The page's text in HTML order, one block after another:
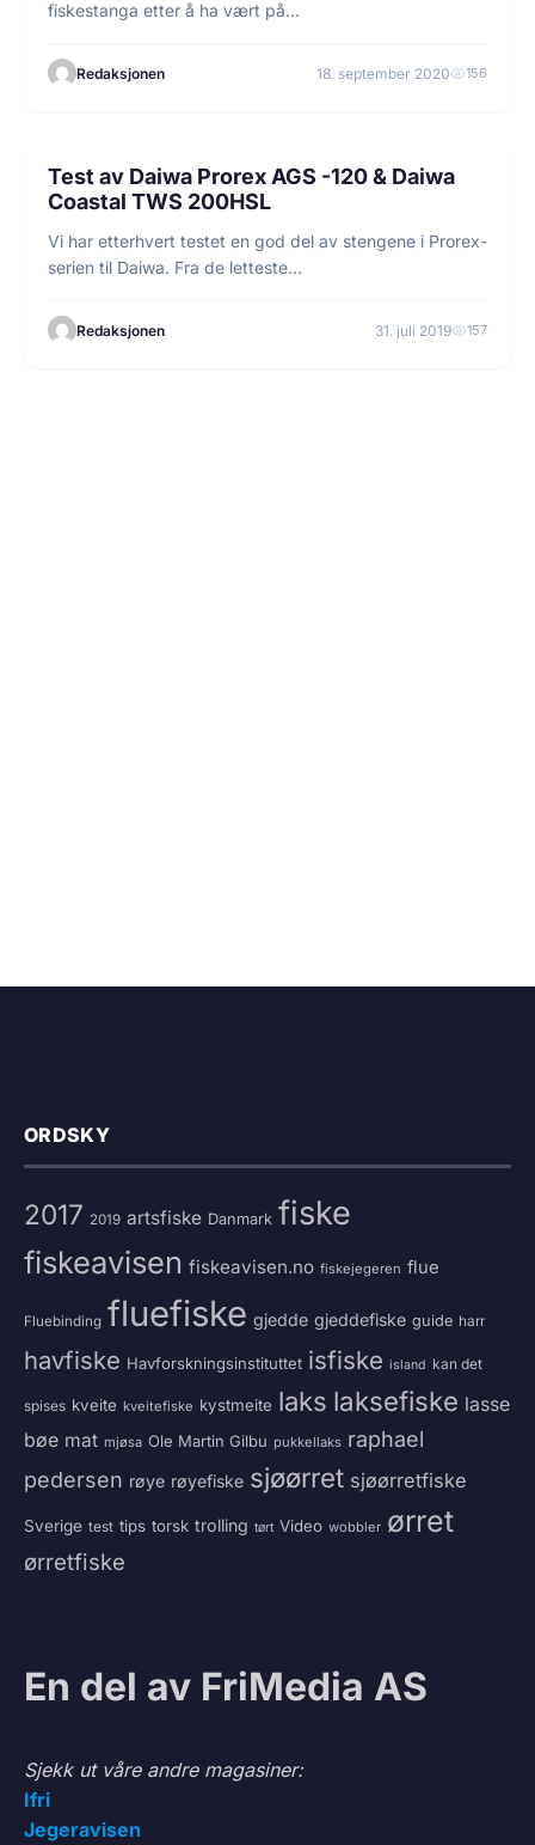
fiskestanga etter å ha vært på…
Redaksjonen 18. september 2020 156
FISKEGUIDER
Test av Daiwa Prorex AGS -120 & Daiwa
Coastal TWS 200HSL
Vi har etterhvert testet en god del av stengene i Prorex-
serien til Daiwa. Fra de letteste…
Redaksjonen 31. juli 2019 157
ORDSKY
2017 2019 artsfiske Danmark fiske
fiskeavisen fiskeavisen.no fiskejegeren flue
Fluebinding fluefiske gjedde gjeddefiske guide harr
havfiske Havforskningsinstituttet isfiske island kan det
spises kveite kveitefiske kystmeite laks laksefiske lasse
bøe mat mjøsa Ole Martin Gilbu pukkellaks raphael
pedersen røye røyefiske sjøørret sjøørretfiske
Sverige test tips torsk trolling tørt Video wobbler ørret
ørretfiske
En del av FriMedia AS
Sjekk ut våre andre magasiner:
Ifri
Jegeravisen